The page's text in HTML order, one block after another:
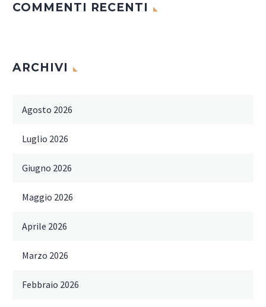
COMMENTI RECENTI
ARCHIVI
Agosto 2026
Luglio 2026
Giugno 2026
Maggio 2026
Aprile 2026
Marzo 2026
Febbraio 2026